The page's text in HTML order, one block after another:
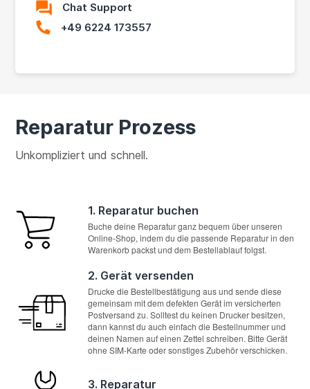
Chat Support
+49 6224 173557
Reparatur Prozess
Unkompliziert und schnell.
1. Reparatur buchen
Buche deine Reparatur ganz bequem über unseren
Online-Shop, indem du die passende Reparatur in den
Warenkorb packst und dem Bestellablauf folgst.
2. Gerät versenden
Drucke die Bestellbestätigung aus und sende diese
gemeinsam mit dem defekten Gerät im versicherten
Postversand zu. Solltest du keinen Drucker besitzen,
dann kannst du auch einfach die Bestellnummer und
deinen Namen auf einen Zettel schreiben. Bitte Gerät
ohne SIM-Karte oder sonstiges Zubehör verschicken.
3. Reparatur